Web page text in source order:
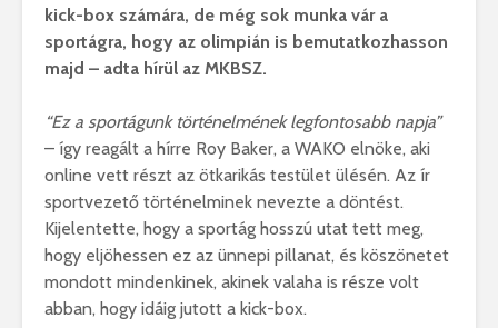
kick-box számára, de még sok munka vár a
sportágra, hogy az olimpián is bemutatkozhasson
majd – adta hírül az MKBSZ.
“Ez a sportágunk történelmének legfontosabb napja”
– így reagált a hírre Roy Baker, a WAKO elnöke, aki
online vett részt az ötkarikás testület ülésén. Az ír
sportvezető történelminek nevezte a döntést.
Kijelentette, hogy a sportág hosszú utat tett meg,
hogy eljöhessen ez az ünnepi pillanat, és köszönetet
mondott mindenkinek, akinek valaha is része volt
abban, hogy idáig jutott a kick-box.